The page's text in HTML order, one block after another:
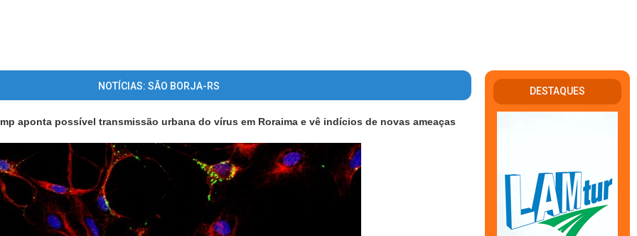
NOTÍCIAS: SÃO BORJA-RS
aponta possível transmissão urbana do vírus em Roraima e vê indícios de novas ameaças
DESTAQUES